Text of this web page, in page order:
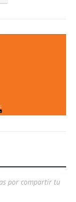
por compartir tu